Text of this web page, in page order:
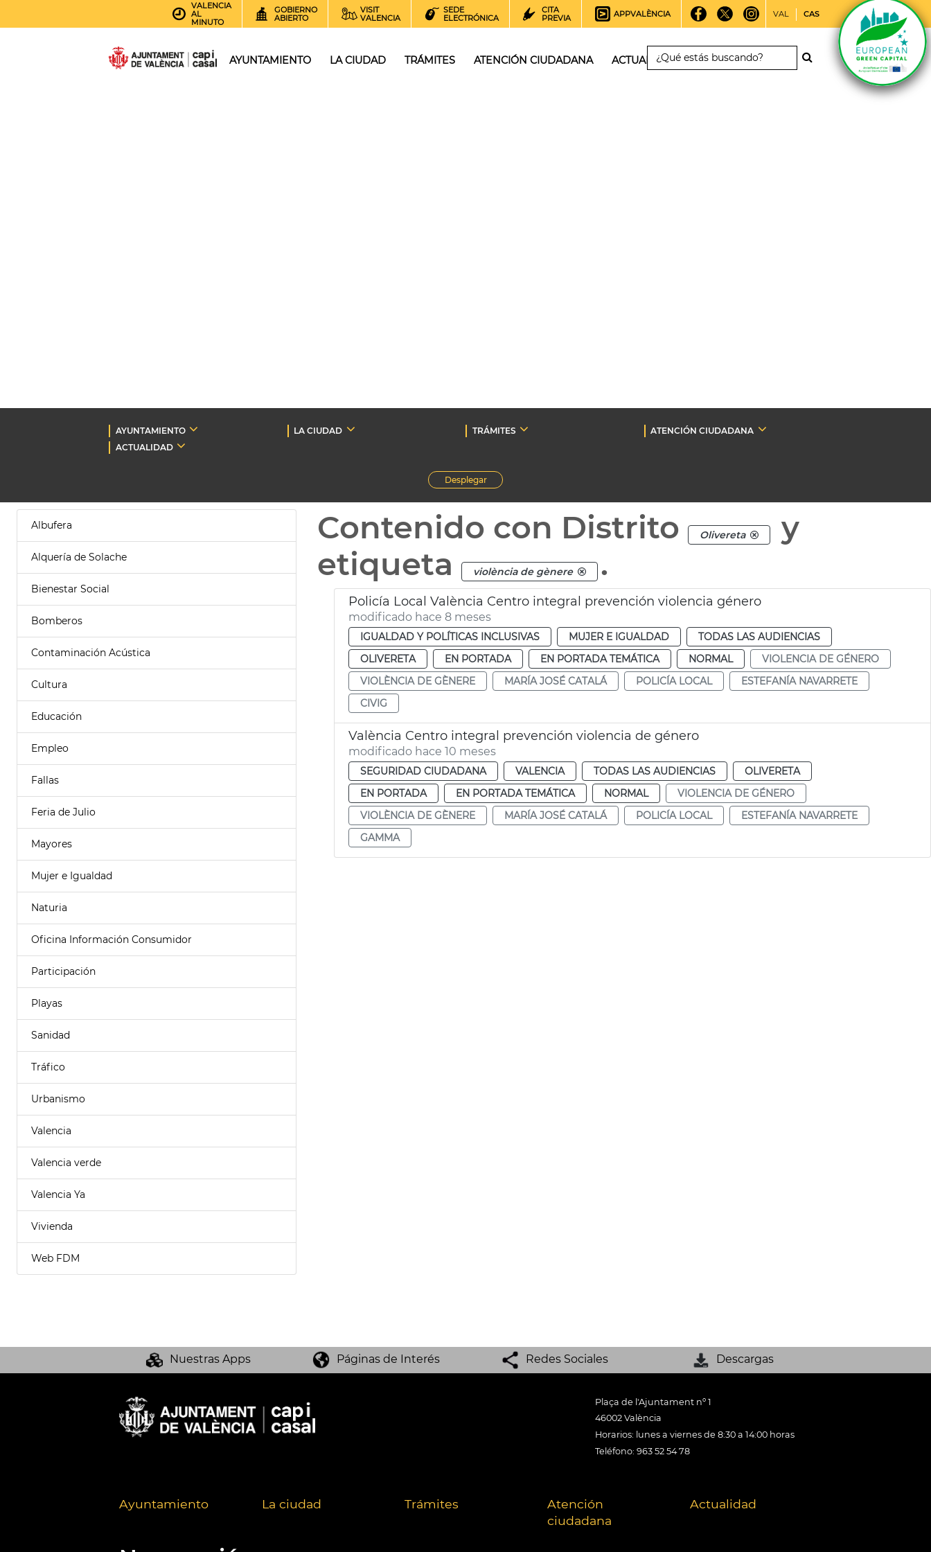
VALENCIA
AL
MINUTO
GOBIERNO
ABIERTO
VISIT
VALENCIA
SEDE
ELECTRÓNICA
CITA
PREVIA
APPVALÈNCIA VAL CAS
AYUNTAMIENTO LA CIUDAD TRÁMITES ATENCIÓN CIUDADANA ACTUALIDAD
AYUNTAMIENTO LA CIUDAD TRÁMITES
ATENCIÓN CIUDADANA
ACTUALIDAD
Desplegar
Albufera
Alquería de Solache
Bienestar Social
Bomberos
Contaminación Acústica
Cultura
Educación
Empleo
Fallas
Feria de Julio
Mayores
Mujer e Igualdad
Naturia
Oficina Información Consumidor
Participación
Playas
Sanidad
Tráfico
Urbanismo
Valencia
Valencia verde
Valencia Ya
Vivienda
Web FDM
Contenido con Distrito Olivereta
y
etiqueta
violència de gènere .
Policía Local València Centro integral prevención violencia género
modificado hace 8 meses
IGUALDAD Y POLÍTICAS INCLUSIVAS MUJER E IGUALDAD
TODAS LAS AUDIENCIAS
OLIVERETA
EN PORTADA EN PORTADA TEMÁTICA NORMAL
VIOLENCIA DE GÉNERO
VIOLÈNCIA DE GÈNERE
MARÍA JOSÉ CATALÁ POLICÍA LOCAL
ESTEFANÍA NAVARRETE
CIVIG
València Centro integral prevención violencia de género
modificado hace 10 meses
SEGURIDAD CIUDADANA VALENCIA TODAS LAS AUDIENCIAS
OLIVERETA
EN PORTADA
EN PORTADA TEMÁTICA NORMAL
VIOLENCIA DE GÉNERO
VIOLÈNCIA DE GÈNERE
MARÍA JOSÉ CATALÁ POLICÍA LOCAL
ESTEFANÍA NAVARRETE
GAMMA
Nuestras Apps Páginas de Interés Redes Sociales Descargas
Plaça de l'Ajuntament nº 1
46002 València
Horarios: lunes a viernes de 8:30 a 14:00 horas
Teléfono: 963 52 54 78
Ayuntamiento La ciudad Trámites
Atención
ciudadana
Actualidad